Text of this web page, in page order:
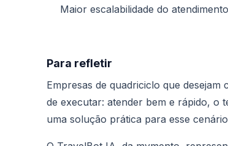
Maior escalabilidade do atendimento
Para refletir
Empresas de quadriciclo que
de executar: atender bem e rápido, o
uma solução prática para esse